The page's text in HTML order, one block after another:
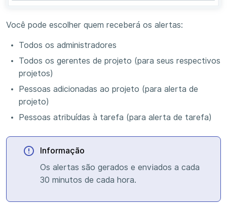
Você pode escolher quem receberá os alertas:
Todos os administradores
Todos os gerentes de projeto (para seus respectivos
projetos)
Pessoas adicionadas ao projeto (para alerta de
projeto)
Pessoas atribuídas à tarefa (para alerta de tarefa)
Informação
Os alertas são gerados e enviados a cada
30 minutos de cada hora.